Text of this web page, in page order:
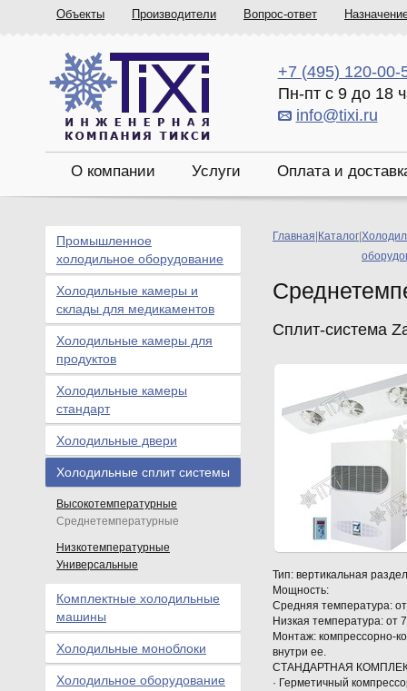
Объекты Производители Вопрос-ответ
+7 (495) 120-00-
Пн-пт с 9 до 18
info@tixi.ru
О компании Услуги Оплата и
Главная Каталог
Сплит-система
Тип: вертикальная
Мощность:
Средняя температура:
Низкая температура: от
Монтаж: компрессорно-
внутри ее.
СТАНДАРТНАЯ
· Герметичный
Промышленное
холодильное оборудование
Холодильные камеры и
склады для медикаментов
Холодильные камеры для
продуктов
Холодильные камеры
стандарт
Холодильные двери
Холодильные сплит системы
Высокотемпературные
Среднетемпературные
Низкотемпературные
Универсальные
Комплектные холодильные
машины
Холодильные моноблоки
Холодильное оборудование